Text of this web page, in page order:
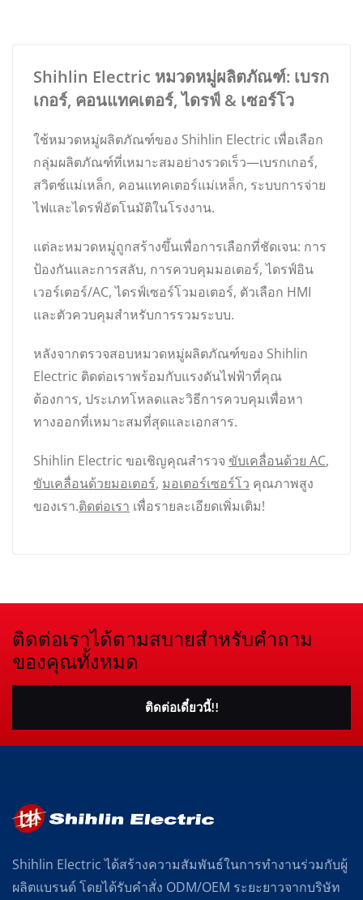
Shihlin Electric หมวดหมู่ผลิตภัณฑ์: เบรก
เกอร์, คอนแทคเตอร์, ไดรฟ์ & เซอร์โว
ใช้หมวดหมู่ผลิตภัณฑ์ของ Shihlin Electric เพื่อเลือก
กลุ่มผลิตภัณฑ์ที่เหมาะสมอย่างรวดเร็ว—เบรกเกอร์,
สวิตช์แม่เหล็ก, คอนแทคเตอร์แม่เหล็ก, ระบบการจ่าย
ไฟและไดรฟ์อัตโนมัติในโรงงาน.
แต่ละหมวดหมู่ถูกสร้างขึ้นเพื่อการเลือกที่ชัดเจน: การ
ป้องกันและการสลับ, การควบคุมมอเตอร์, ไดรฟ์อิน
เวอร์เตอร์/AC, ไดรฟ์เซอร์โวมอเตอร์, ตัวเลือก HMI
และตัวควบคุมสำหรับการรวมระบบ.
หลังจากตรวจสอบหมวดหมู่ผลิตภัณฑ์ของ Shihlin
Electric ติดต่อเราพร้อมกับแรงดันไฟฟ้าที่คุณ
ต้องการ, ประเภทโหลดและวิธีการควบคุมเพื่อหา
ทางออกที่เหมาะสมที่สุดและเอกสาร.
Shihlin Electric ขอเชิญคุณสำรวจ ขับเคลื่อนด้วย AC,
ขับเคลื่อนด้วยมอเตอร์, มอเตอร์เซอร์โว คุณภาพสูง
ของเรา.ติดต่อเรา เพื่อรายละเอียดเพิ่มเติม!
ติดต่อเราได้ตามสบายสำหรับคำถาม
ของคุณทั้งหมด
ติดต่อเดี๋ยวนี้!!
Shihlin Electric ได้สร้างความสัมพันธ์ในการทำงานร่วมกับผู้
ผลิตแบรนด์ โดยได้รับคำสั่ง ODM/OEM ระยะยาวจากบริษัท